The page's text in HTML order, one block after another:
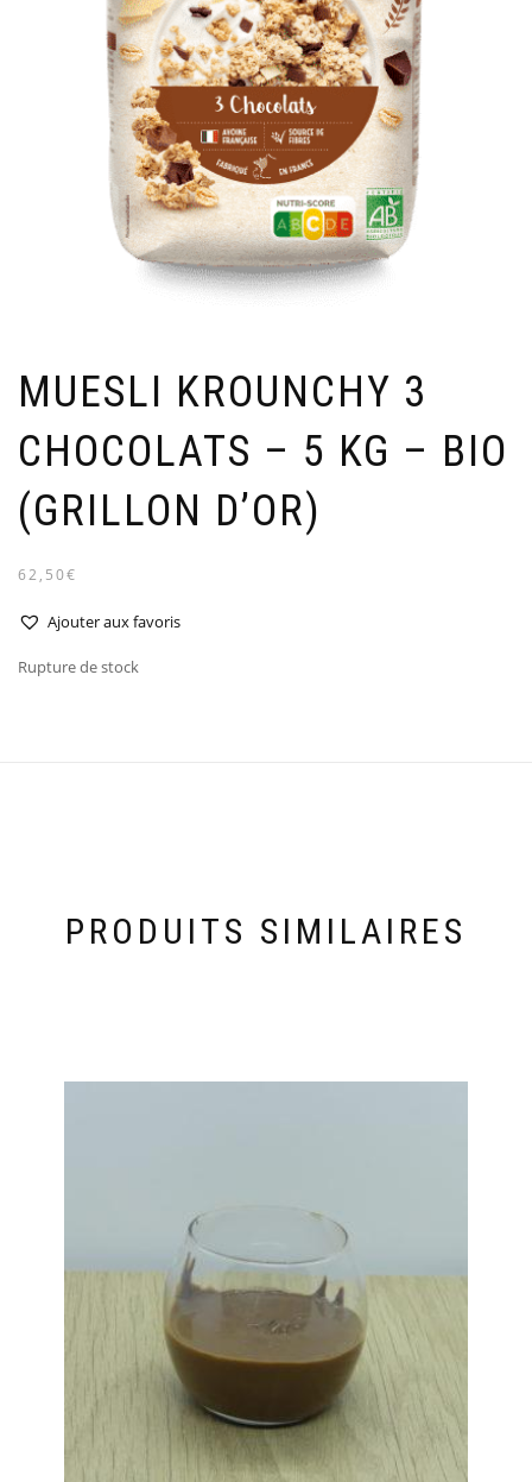
MUESLI KROUNCHY 3
CHOCOLATS – 5 KG – BIO
(GRILLON D’OR)
62,50€
Ajouter aux favoris
Rupture de stock
PRODUITS SIMILAIRES